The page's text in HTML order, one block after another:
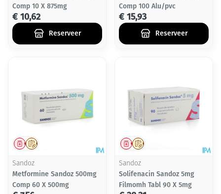
Comp 10 X 875mg
€ 10,62
Reserveer
Comp 100 Alu/pvc
€ 15,93
Reserveer
Op voorschrift
Geneesmiddel
Sandoz
Metformine Sandoz 500mg
Comp 60 X 500mg
Op voorschrift
Geneesmiddel
Sandoz
Solifenacin Sandoz 5mg
Filmomh Tabl 90 X 5mg